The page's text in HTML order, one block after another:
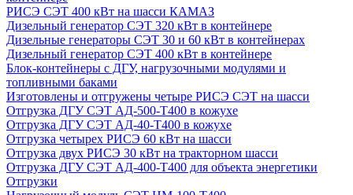
РИСЭ СЭТ 400 кВт на шасси КАМАЗ
Дизельный генератор СЭТ 320 кВт в контейнере
Дизельные генераторы СЭТ 30 и 60 кВт в контейнерах
Дизельный генератор СЭТ 400 кВт в контейнере
Блок-контейнеры с ДГУ, нагрузочными модулями и
топливными баками
Изготовлены и отгружены четыре РИСЭ СЭТ на шасси
Отгрузка ДГУ СЭТ АД-500-Т400 в кожухе
Отгрузка ДГУ СЭТ АД-40-Т400 в кожухе
Отгрузка четырех РИСЭ 60 кВт на шасси
Отгрузка двух РИСЭ 30 кВт на тракторном шасси
Отгрузка ДГУ СЭТ АД-400-Т400 для объекта энергетики
Отгрузки